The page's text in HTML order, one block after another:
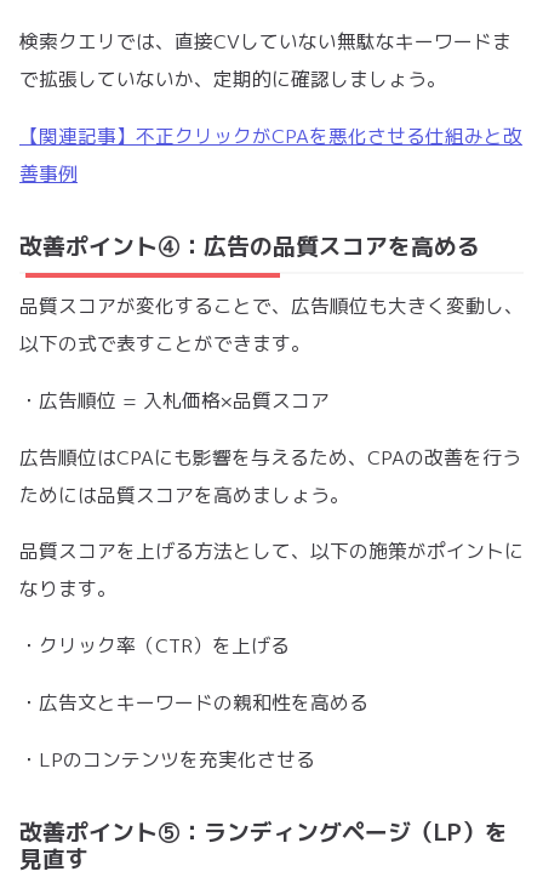
検索クエリでは、直接CVしていない無駄なキーワードま
で拡張していないか、定期的に確認しましょう。
【関連記事】不正クリックがCPAを悪化させる仕組みと改
善事例
改善ポイント④：広告の品質スコアを高める
品質スコアが変化することで、広告順位も大きく変動し、
以下の式で表すことができます。
・広告順位 = 入札価格×品質スコア
広告順位はCPAにも影響を与えるため、CPAの改善を行う
ためには品質スコアを高めましょう。
品質スコアを上げる方法として、以下の施策がポイントに
なります。
・クリック率（CTR）を上げる
・広告文とキーワードの親和性を高める
・LPのコンテンツを充実化させる
改善ポイント⑤：ランディングページ（LP）を
見直す